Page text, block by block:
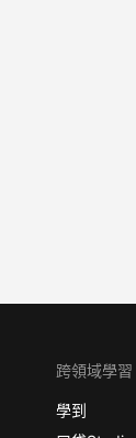
跨領域學習
學到